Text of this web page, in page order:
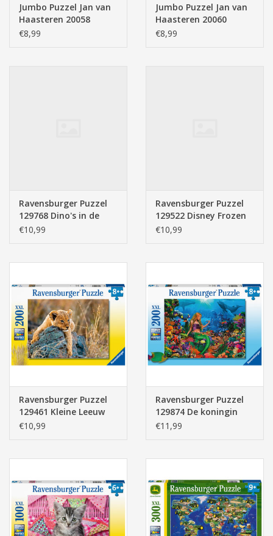
Jumbo Puzzel Jan van
Haasteren 20058
Junior Verstoppertje
€8,99
Jumbo Puzzel Jan van
Haasteren 20060
Junior Apenkooien 250
€8,99
Ravensburger Puzzel
129768 Dino's in de
Ruimte (200 XXL
€10,99
Ravensburger Puzzel
129522 Disney Frozen
Starline Zussen voor
€10,99
Ravensburger Puzzel
129461 Kleine Leeuw
(200 XXL Stukjes)
€10,99
Ravensburger Puzzel
129874 De koningin
van de Zee (200 XXL
€11,99